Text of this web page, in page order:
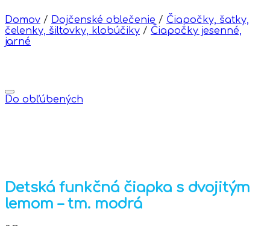
Domov / Dojčenské oblečenie / Čiapočky, šatky,
čelenky, šiltovky, klobúčiky / Čiapočky jesenné,
jarné
Do obľúbených
Detská funkčná čiapka s dvojitým
lemom – tm. modrá